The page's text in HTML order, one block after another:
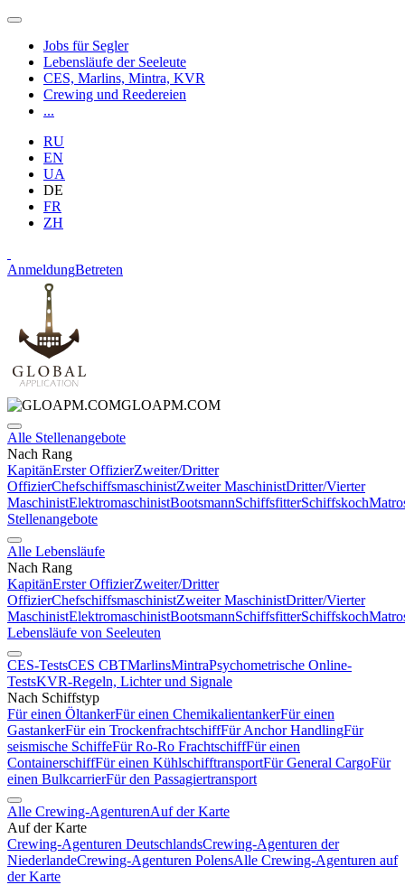
Jobs für Segler
Lebensläufe der Seeleute
CES, Marlins, Mintra, KVR
Crewing und Reedereien
...
RU
EN
UA
DE
FR
ZH
AnmeldungBetreten
GLOAPM.COM
Alle Stellenangebote
Nach Rang
KapitänErster OffizierZweiter/Dritter
OffizierChefschiffsmaschinistZweiter MaschinistDritter/Vierter
MaschinistElektromaschinistBootsmannSchiffsfitterSchiffskoch
Stellenangebote
Alle Lebensläufe
Nach Rang
KapitänErster OffizierZweiter/Dritter
OffizierChefschiffsmaschinistZweiter MaschinistDritter/Vierter
MaschinistElektromaschinistBootsmannSchiffsfitterSchiffskoch
Lebensläufe von Seeleuten
CES-TestsCES CBTMarlinsMintraPsychometrische Online-
TestsKVR-Regeln, Lichter und Signale
Nach Schiffstyp
Für einen ÖltankerFür einen ChemikalientankerFür einen
GastankerFür ein TrockenfrachtschiffFür Anchor HandlingFür
seismische SchiffeFür Ro-Ro FrachtschiffFür einen
ContainerschiffFür einen KühlschifftransportFür General CargoFür
einen BulkcarrierFür den Passagiertransport
Alle Crewing-AgenturenAuf der Karte
Auf der Karte
Crewing-Agenturen DeutschlandsCrewing-Agenturen der
NiederlandeCrewing-Agenturen PolensAlle Crewing-Agenturen auf
der Karte